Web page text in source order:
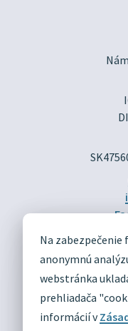
Na zabezpečenie
anonymnú
webstránka
prehliadača
informácií v
Technický